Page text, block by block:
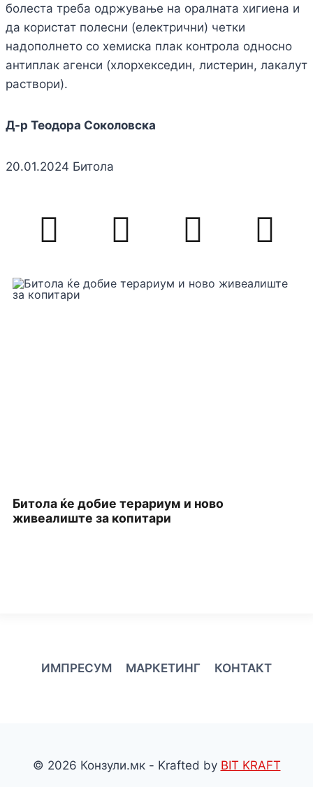
болеста треба одржување на оралната хигиена и
да користат полесни (електрични) четки
надополнето со хемиска плак контрола односно
антиплак агенси (хлорхекседин, листерин, лакалут
раствори).
Д-р Теодора Соколовска
20.01.2024 Битола
Битола ќе добие терариум и ново
живеалиште за копитари
ИМПРЕСУМ МАРКЕТИНГ КОНТАКТ
© 2026 Конзули.мк - Krafted by BIT KRAFT